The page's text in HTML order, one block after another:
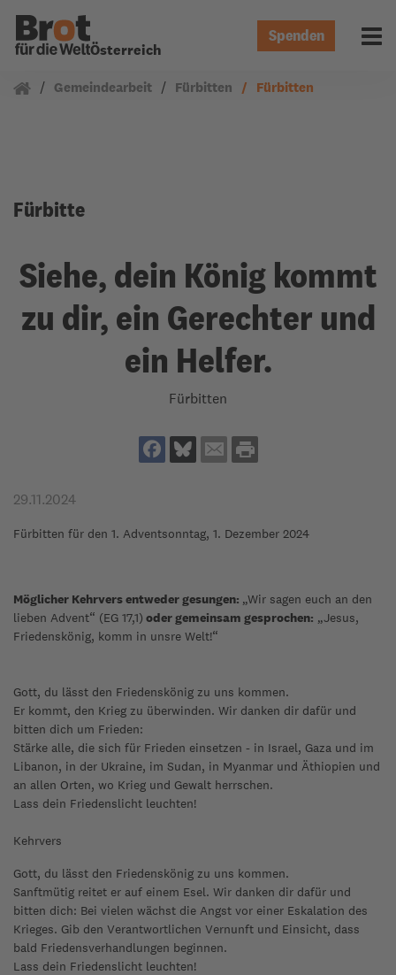
Österreich
Spenden
Gemeindearbeit Fürbitten Fürbitten
Fürbitte
Siehe, dein König kommt
zu dir, ein Gerechter und
ein Helfer.
Fürbitten
29.11.2024
Fürbitten für den 1. Adventsonntag, 1. Dezember 2024
Möglicher Kehrvers entweder gesungen: „Wir sagen euch an den
lieben Advent“ (EG 17,1) oder gemeinsam gesprochen: „Jesus,
Friedenskönig, komm in unsre Welt!“
Gott, du lässt den Friedenskönig zu uns kommen.
Er kommt, den Krieg zu überwinden. Wir danken dir dafür und
bitten dich um Frieden:
Stärke alle, die sich für Frieden einsetzen - in Israel, Gaza und im
Libanon, in der Ukraine, im Sudan, in Myanmar und Äthiopien und
an allen Orten, wo Krieg und Gewalt herrschen.
Lass dein Friedenslicht leuchten!
Kehrvers
Gott, du lässt den Friedenskönig zu uns kommen.
Sanftmütig reitet er auf einem Esel. Wir danken dir dafür und
bitten dich: Bei vielen wächst die Angst vor einer Eskalation des
Krieges. Gib den Verantwortlichen Vernunft und Einsicht, dass
bald Friedensverhandlungen beginnen.
Lass dein Friedenslicht leuchten!